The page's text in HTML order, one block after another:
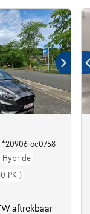
*20906 oc0758
Hybride
PK )
aftrekbaar